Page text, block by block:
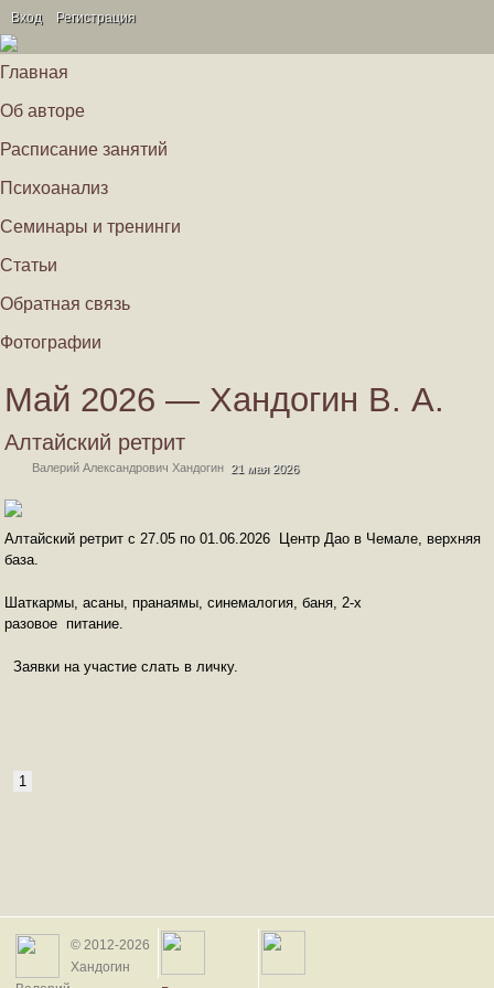
Вход Регистрация
Главная
Об авторе
Расписание занятий
Психоанализ
Семинары и тренинги
Статьи
Обратная связь
Фотографии
Май 2026 — Хандогин В. А.
Алтайский ретрит
Валерий Александрович Хандогин 21 мая 2026
Алтайский ретрит с 27.05 по 01.06.2026 Центр Дао в Чемале, верхняя
база.
Шаткармы, асаны, пранаямы, синемалогия, баня, 2-х
разовое питание.
Заявки на участие слать в личку.
1
© 2012-2026
Хандогин